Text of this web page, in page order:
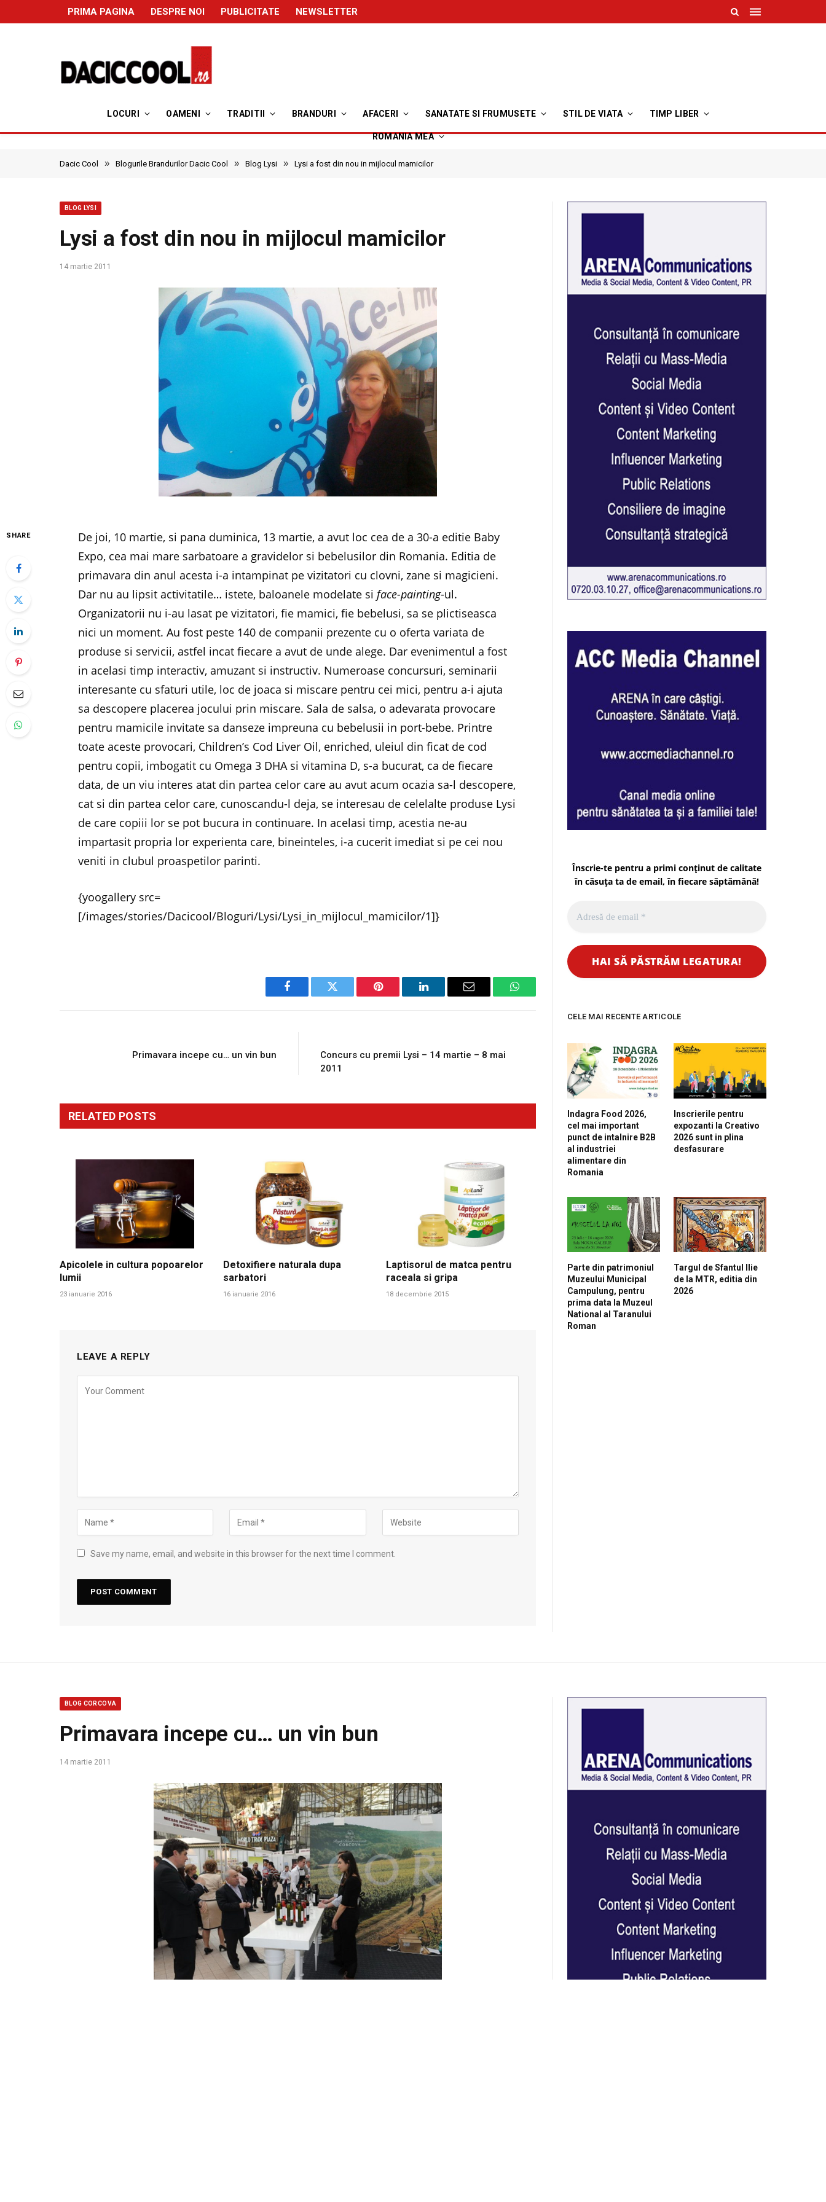
PRIMA PAGINA DESPRE NOI PUBLICITATE NEWSLETTER
LOCURI OAMENI TRADITII BRANDURI AFACERI SANATATE SI FRUMUSETE STIL DE VIATA TIMP LIBER
ROMANIA MEA
Dacic Cool » Blogurile Brandurilor Dacic Cool » Blog Lysi » Lysi a fost din nou in mijlocul mamicilor
BLOG LYSI
Lysi a fost din nou in mijlocul mamicilor
14 martie 2011
SHARE
De joi, 10 martie, si pana duminica, 13 martie, a avut loc cea de a 30-a editie Baby
Expo, cea mai mare sarbatoare a gravidelor si bebelusilor din Romania. Editia de
primavara din anul acesta i-a intampinat pe vizitatori cu clovni, zane si magicieni.
Dar nu au lipsit activitatile… istete, baloanele modelate siface-painting-ul.
Organizatorii nu i-au lasat pe vizitatori, fie mamici, fie bebelusi, sa se plictiseasca
nici un moment. Au fost peste 140 de companii prezente cu o oferta variata de
produse si servicii, astfel incat fiecare a avut de unde alege. Dar evenimentul a fost
in acelasi timp interactiv, amuzant si instructiv. Numeroase concursuri, seminarii
interesante cu sfaturi utile, loc de joaca si miscare pentru cei mici, pentru a-i ajuta
sa descopere placerea jocului prin miscare. Sala de salsa, o adevarata provocare
pentru mamicile invitate sa danseze impreuna cu bebelusii in port-bebe. Printre
toate aceste provocari, Children’s Cod Liver Oil, enriched, uleiul din ficat de cod
pentru copii, imbogatit cu Omega 3 DHA si vitamina D, s-a bucurat, ca de fiecare
data, de un viu interes atat din partea celor care au avut acum ocazia sa-l descopere,
cat si din partea celor care, cunoscandu-l deja, se interesau de celelalte produse Lysi
de care copiii lor se pot bucura in continuare. In acelasi timp, acestia ne-au
impartasit propria lor experienta care, bineinteles, i-a cucerit imediat si pe cei nou
veniti in clubul proaspetilor parinti.
{yoogallery src=
[/images/stories/Dacicool/Bloguri/Lysi/Lysi_in_mijlocul_mamicilor/1]}
Facebook Twitter Pinterest LinkedIn Email WhatsApp
Primavara incepe cu… un vin bun
Concurs cu premii Lysi – 14 martie – 8 mai
2011
RELATED POSTS
Apicolele in cultura popoarelor
lumii
23 ianuarie 2016
Detoxifiere naturala dupa
sarbatori
16 ianuarie 2016
Laptisorul de matca pentru
raceala si gripa
18 decembrie 2015
LEAVE A REPLY
Save my name, email, and website in this browser for the next time I comment.
Înscrie-te pentru a primi conținut de calitate
în căsuța ta de email, în fiecare săptămână!
CELE MAI RECENTE ARTICOLE
Indagra Food 2026,
cel mai important
punct de intalnire B2B
al industriei
alimentare din
Romania
Inscrierile pentru
expozanti la Creativo
2026 sunt in plina
desfasurare
Parte din patrimoniul
Muzeului Municipal
Campulung, pentru
prima data la Muzeul
National al Taranului
Roman
Targul de Sfantul Ilie
de la MTR, editia din
2026
BLOG CORCOVA
Primavara incepe cu… un vin bun
14 martie 2011